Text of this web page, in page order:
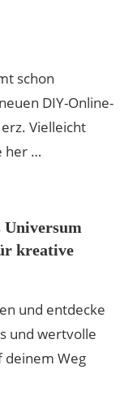
schon
DIY-Online-
Vielleicht
her …
Universum
kreative
und entdecke
und wertvolle
deinem Weg